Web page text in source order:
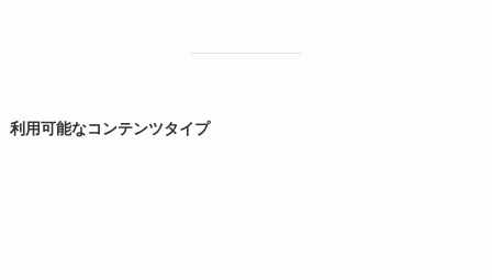
利用可能なコンテンツタイプ